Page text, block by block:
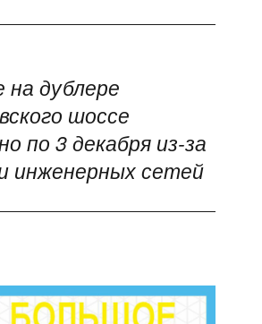
дублере
шоссе
по 3 декабря из-за
инженерных сетей